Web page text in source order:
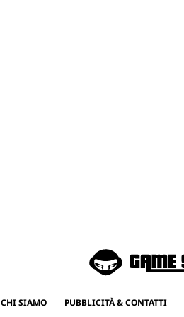
CHI SIAMO PUBBLICITÀ & CONTATTI